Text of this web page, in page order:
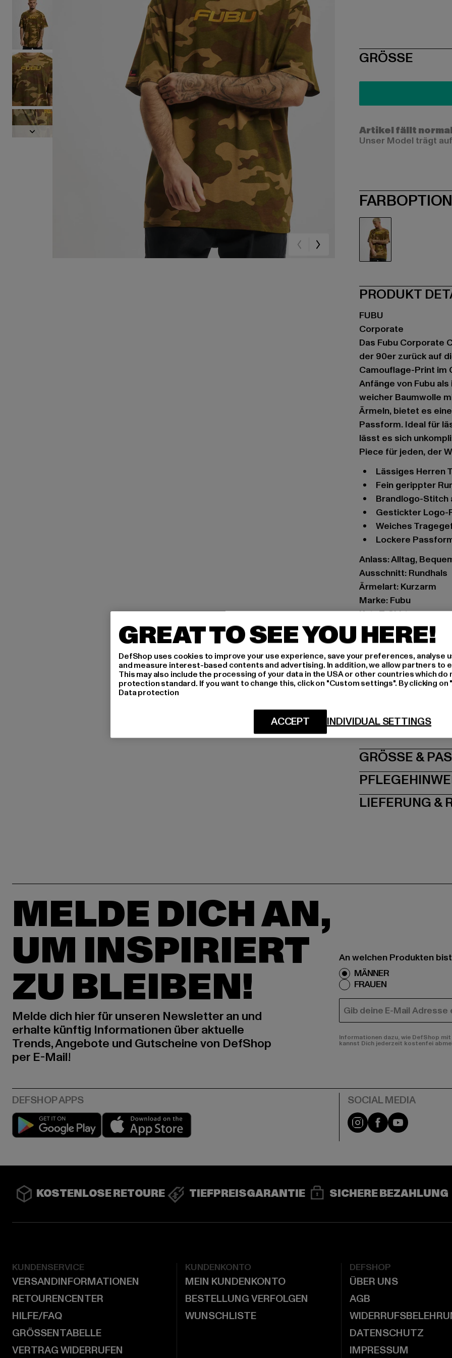
SIZE
GRÖSSE
Artikel fällt
Unser Model trägt
PRODUKT
FUBU
Corporate
Das Fubu Corporate
der 90er zurück auf
Camouflage-Print im
Anfänge von Fubu
weicher Baumwolle
Ärmeln, bietet es
Passform. Ideal für
lässt es sich
Piece für jeden, der
Lässiges Herren
Fein gerippter
Brandlogo-
Gestickter
Weiches
Lockere
Anlass: Alltag,
Ausschnitt: Rundhals
Ärmelart: Kurzarm
Marke: Fubu
Kat.: T-Shirts
Farbe: olive
Hersteller Farbe:
Art.Nr: 6033282-
Schanzenstraße 41 |
GRÖSSE
LIEFERUNG &
MELDE DICH AN,
UM INSPIRIERT
ZU BLEIBEN!
Melde dich hier für unseren Newsletter an und
erhalte künftig Informationen über aktuelle
Trends, Angebote und Gutscheine von DefShop
per E-Mail!
An welchen Produkten
MÄNNER
FRAUEN
E-MAIL
Informationen dazu, wie DefShop
kannst Dich jederzeit kostenfei
Play market Instagram
FacebookYouTube
KOSTENLOSE RETOURE TIEFPREISGARANTIE SICHERE BEZAHLUNG
KUNDENSERVICE
VERSANDINFORMATIONEN
RETOURENCENTER
HILFE/FAQ
GRÖSSENTABELLE
VERTRAG WIDERRUFEN
KUNDENKONTO
MEIN KUNDENKONTO
BESTELLUNG VERFOLGEN
WUNSCHLISTE
DEFSHOP
ÜBER UNS
AGB
DATENSCHUTZ
IMPRESSUM
GREAT TO SEE YOU HERE!
DefShop uses cookies to improve your use experience, save your preferences, analyse
and measure interest-based contents and advertising. In addition, we allow partners to
This may also include the processing of your data in the USA or other countries which do
protection standard. If you want to change this, click on "Custom settings". By clicking
Data protection
INDIVIDUAL SETTINGS
ACCEPT